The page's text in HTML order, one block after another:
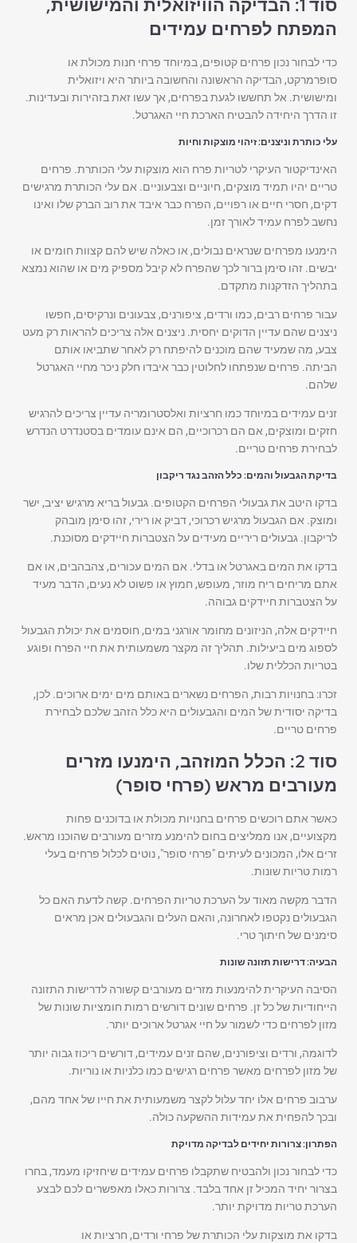
סוד 1: הבדיקה הוויזואלית והמישושית,
המפתח לפרחים עמידים
כדי לבחור נכון פרחים קטופים, במיוחד פרחי חנות מכולת או
סופרמרקט, הבדיקה הראשונה והחשובה ביותר היא ויזואלית
ומישושית. אל תחששו לגעת בפרחים, אך עשו זאת בזהירות ובעדינות.
זו הדרך היחידה להבטיח הארכת חיי האגרטל.
עלי כותרת וניצנים: זיהוי מוצקות וחיות
האינדיקטור העיקרי לטריות פרח הוא מוצקות עלי הכותרת. פרחים
טריים יהיו תמיד מוצקים, חיוניים וצבעוניים. אם עלי הכותרת מרגישים
דקים, חסרי חיים או רפויים, הפרח כבר איבד את רוב הברק שלו ואינו
נחשב לפרח עמיד לאורך זמן.
הימנעו מפרחים שנראים נבולים, או כאלה שיש להם קצוות חומים או
יבשים. זהו סימן ברור לכך שהפרח לא קיבל מספיק מים או שהוא נמצא
בתהליך הזדקנות מתקדם.
עבור פרחים רבים, כמו ורדים, ציפורנים, צבעונים ונרקיסים, חפשו
ניצנים שהם עדיין הדוקים יחסית. ניצנים אלה צריכים להראות רק מעט
צבע, מה שמעיד שהם מוכנים להיפתח רק לאחר שתביאו אותם
הביתה. פרחים שנפתחו לחלוטין כבר איבדו חלק ניכר מחיי האגרטל
שלהם.
זנים עמידים במיוחד כמו חרציות ואלסטרומריה עדיין צריכים להרגיש
חזקים ומוצקים, אם הם רכרוכיים, הם אינם עומדים בסטנדרט הנדרש
לבחירת פרחים טריים.
בדיקת הגבעול והמים: כלל הזהב נגד ריקבון
בדקו היטב את גבעולי הפרחים הקטופים. גבעול בריא מרגיש יציב, ישר
ומוצק. אם הגבעול מרגיש רכרוכי, דביק או רירי, זהו סימן מובהק
לריקבון. גבעולים ריריים מעידים על הצטברות חיידקים מסוכנת.
בדקו את המים באגרטל או בדלי. אם המים עכורים, צהבהבים, או אם
אתם מריחים ריח מוזר, מעופש, חמוץ או פשוט לא נעים, הדבר מעיד
על הצטברות חיידקים גבוהה.
חיידקים אלה, הניזונים מחומר אורגני במים, חוסמים את יכולת הגבעול
לספוג מים ביעילות. תהליך זה מקצר משמעותית את חיי הפרח ופוגע
בטריות הכללית שלו.
זכרו: בחנויות רבות, הפרחים נשארים באותם מים ימים ארוכים. לכן,
בדיקה יסודית של המים והגבעולים היא כלל הזהב שלכם לבחירת
פרחים טריים.
סוד 2: הכלל המוזהב, הימנעו מזרים
מעורבים מראש (פרחי סופר)
כאשר אתם רוכשים פרחים בחנויות מכולת או בדוכנים פחות
מקצועיים, אנו ממליצים בחום להימנע מזרים מעורבים שהוכנו מראש.
זרים אלו, המכונים לעיתים "פרחי סופר", נוטים לכלול פרחים בעלי
רמות טריות שונות.
הדבר מקשה מאוד על הערכת טריות הפרחים. קשה לדעת האם כל
הגבעולים נקטפו לאחרונה, והאם העלים והגבעולים אכן מראים
סימנים של חיתוך טרי.
הבעיה: דרישות תזונה שונות
הסיבה העיקרית להימנעות מזרים מעורבים קשורה לדרישות התזונה
הייחודיות של כל זן. פרחים שונים דורשים רמות חומציות שונות של
מזון לפרחים כדי לשמור על חיי אגרטל ארוכים יותר.
לדוגמה, ורדים וציפורנים, שהם זנים עמידים, דורשים ריכוז גבוה יותר
של מזון לפרחים מאשר פרחים רגישים כמו כלניות או נוריות.
ערבוב פרחים אלו יחד עלול לקצר משמעותית את חייו של אחד מהם,
ובכך להפחית את עמידות ההשקעה כולה.
הפתרון: צרורות יחידים לבדיקה מדויקת
כדי לבחור נכון ולהבטיח שתקבלו פרחים עמידים שיחזיקו מעמד, בחרו
בצרור יחיד המכיל זן אחד בלבד. צרורות כאלו מאפשרים לכם לבצע
הערכת טריות מדויקת יותר.
בדקו את מוצקות עלי הכותרת של פרחי ורדים, חרציות או